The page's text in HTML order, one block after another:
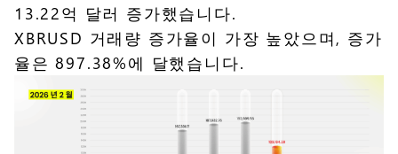
13.22억 달러 증가했습니다.
XBRUSD 거래량 증가율이 가장 높았으며, 증가
율은 897.38%에 달했습니다.